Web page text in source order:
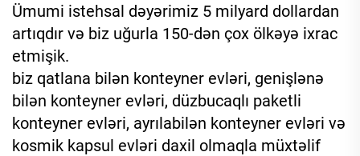
Ümumi istehsal dəyərimiz 5 milyard dollardan
artıqdır və biz uğurla 150-dən çox ölkəyə ixrac
etmişik.
biz qatlana bilən konteyner evləri, genişlənə
bilən konteyner evləri, düzbucaqlı paketli
konteyner evləri, ayrılabilən konteyner evləri və
kosmik kapsul evləri daxil olmaqla müxtəlif